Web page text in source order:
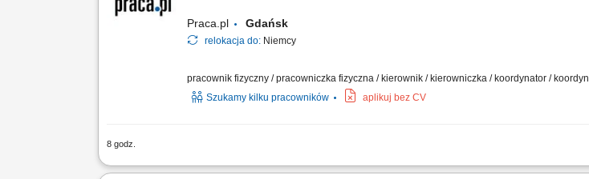
Praca.pl Gdańsk
relokacja do: Niemcy
pracownik fizyczny / pracowniczka fizyczna / kierownik / kierowniczka / koordynator /
Szukamy kilku pracowników
aplikuj bez CV
8 godz.
Zakres obowiązków: Budowa i montaż zewnętrznych sieci wodno-kanalizacyjnych;